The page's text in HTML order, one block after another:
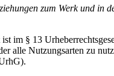
zum Werk und in
im § 13
alle Nutzungsarten zu